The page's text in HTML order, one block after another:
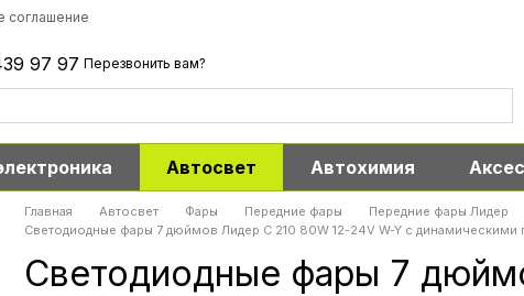
соглашение
97 97 Перезвонить вам?
Автосвет Автохимия
Главная Автосвет Фары Передние фары
Передние фары Лидер
Светодиодные фары 7 дюймов Лидер C 210 80W 12-24V W-Y с динамическими
Светодиодные фары 7